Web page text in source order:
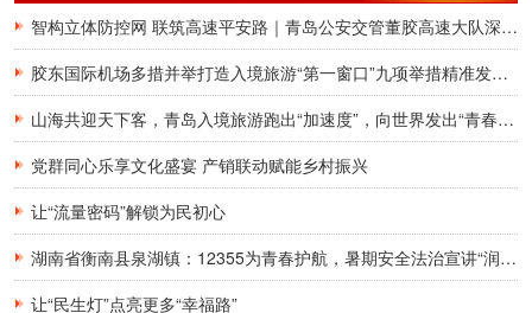
智构立体防控网 联筑高速平安路｜青岛公安交管董胶高速大队深耕交通治理提质增效
胶东国际机场多措并举打造入境旅游“第一窗口”九项举措精准发力，助力青岛建设国际滨海旅游度假胜地
山海共迎天下客，青岛入境旅游跑出“加速度”，向世界发出“青春之约”
党群同心乐享文化盛宴 产销联动赋能乡村振兴
让“流量密码”解锁为民初心
湖南省衡南县泉湖镇：12355为青春护航，暑期安全法治宣讲“润”童心
让“民生灯”点亮更多“幸福路”